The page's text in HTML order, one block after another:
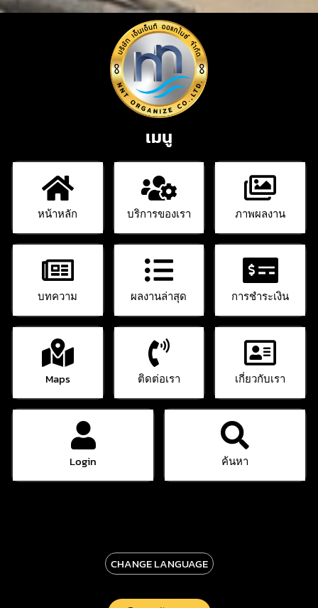
เมนู
หน้าหลัก บริการของเรา ภาพผลงาน
บทความ ผลงานล่าสุด การชำระเงิน
Maps ติดต่อเรา เกี่ยวกับเรา
Login ค้นหา
CHANGE LANGUAGE